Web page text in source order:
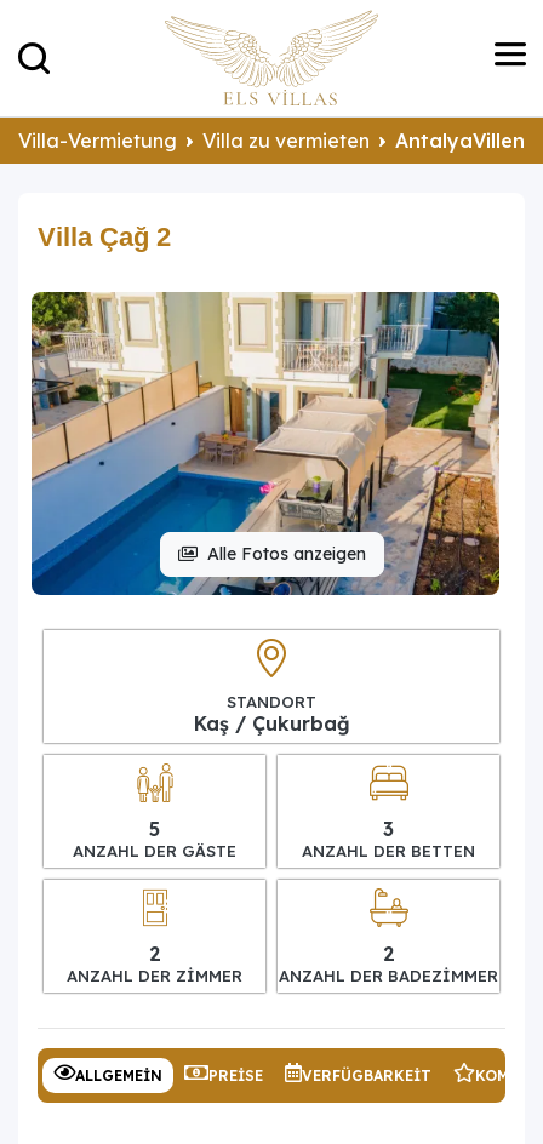
Villa-Vermietung Villa zu vermieten AntalyaVillen
Villa Çağ 2
Alle Fotos anzeigen
STANDORT
Kaş / Çukurbağ
5
ANZAHL DER GÄSTE
3
ANZAHL DER BETTEN
2
ANZAHL DER ZIMMER
2
ANZAHL DER BADEZIMMER
ALLGEMEIN PREISE VERFÜGBARKEIT